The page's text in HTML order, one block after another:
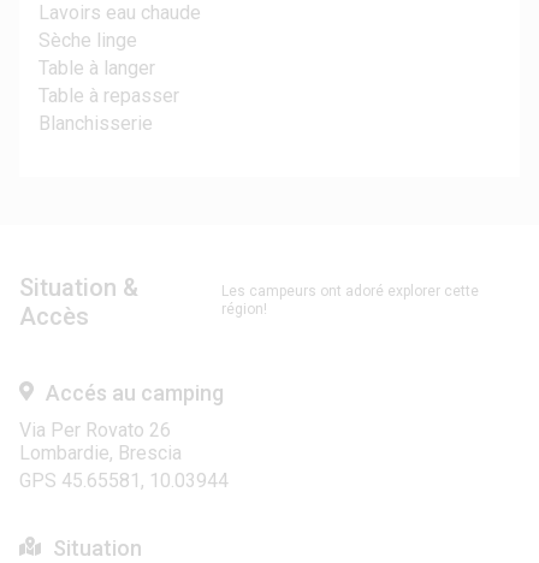
Lavoirs eau chaude
Sèche linge
Table à langer
Table à repasser
Blanchisserie
Situation &
Accès
Les campeurs ont adoré explorer cette
région!
Accés au camping
Via Per Rovato 26
Lombardie, Brescia
GPS 45.65581, 10.03944
Situation